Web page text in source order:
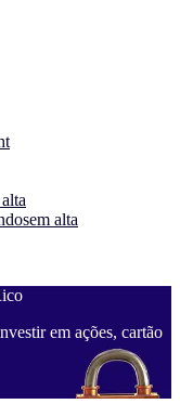
em alta
em ações, cartão